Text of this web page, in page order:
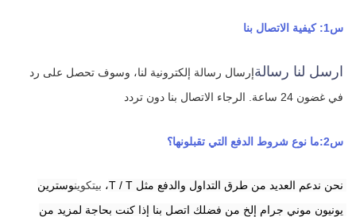
س1: كيفية الاتصال بنا
ارسل لنا رسالة
إرسال رسالة إلكترونية لنا، وسوف تحصل على رد
في غضون 24 ساعة.
الرجاء الاتصال بنا دون تردد
س2:ما نوع شروط الدفع التي تقبلونها؟
نحن ندعم العديد من طرق التداول والدفع مثل T / T، بيتكوين
وسترين
يونيون موني جرام
إلخ من فضلك اتصل بنا إذا كنت بحاجة لمزيد من